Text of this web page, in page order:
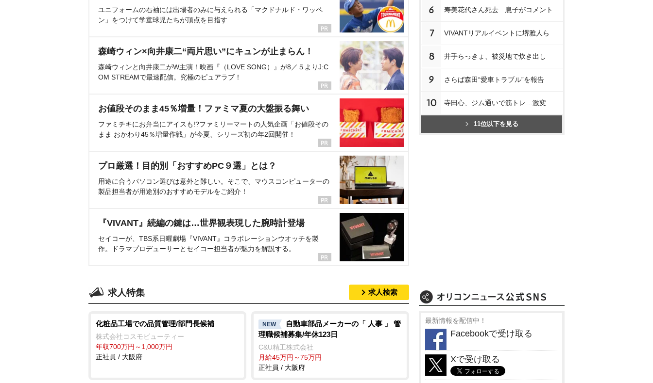
ユニフォームの右袖には出場者のみに与えられる「マクドナルド・ワッペ
ン」をつけて学童球児たちが頂点を目指す
森崎ウィン×向井康二“両片思い”にキュンが止まらん！
森崎ウィンと向井康二がW主演！映画『（LOVE SONG）』が8／５よりJ:C
OM STREAMで最速配信。究極のピュアラブ！
お値段そのまま45％増量！ファミマ夏の大盤振る舞い
ファミチキにお弁当にアイスも!?ファミリーマートの人気企画「お値段その
まま おかわり45％増量作戦」が今夏、シリーズ初の年2回開催！
プロ厳選！目的別「おすすめPC９選」とは？
用途に合うパソコン選びは意外と難しい。そこで、マウスコンピューターの
製品担当者が用途別のおすすめモデルをご紹介！
『VIVANT』続編の鍵は…世界観表現した腕時計登場
セイコーが、TBS系日曜劇場『VIVANT』コラボレーションウオッチを製
作。ドラマプロデューサーとセイコー担当者が魅力を解説する。
求人特集 求人検索
化粧品工場での品質管理/部門長候補
株式会社コスモビューティー
年収700万円～1,000万円
正社員 / 大阪府
NEW
自動車部品メーカーの「 人事 」 管
理職候補募集/年休123日
C&U精工株式会社
月給45万円～75万円
正社員 / 大阪府
6 寿美花代さん死去 息子がコメント
7 VIVANTリアルイベントに堺雅人ら
8 井手らっきょ、被災地で炊き出し
9 さらば森田“愛車トラブル”を報告
10 寺田心、ジム通いで筋トレ…激変
11位以下を見る
最新情報を配信中！
Facebookで受け取る
Xで受け取る